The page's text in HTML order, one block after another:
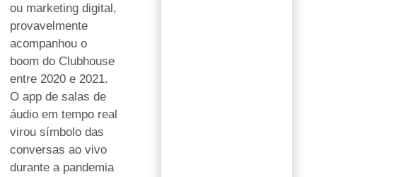
ou marketing digital,
provavelmente
acompanhou o
boom do Clubhouse
entre 2020 e 2021.
O app de salas de
áudio em tempo real
virou símbolo das
conversas ao vivo
durante a pandemia